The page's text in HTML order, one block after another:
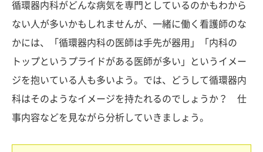
循環器内科がどんな病気を専門としているのかもわから
ない人が多いかもしれませんが、一緒に働く看護師のな
かには、「循環器内科の医師は手先が器用」「内科の
トップというプライドがある医師が多い」というイメー
ジを抱いている人も多いよう。では、どうして循環器内
科はそのようなイメージを持たれるのでしょうか？ 仕
事内容などを見ながら分析していきましょう。